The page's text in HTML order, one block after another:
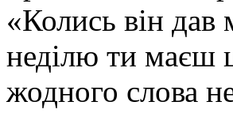
«Колись він дав
неділю ти маєш
жодного слова